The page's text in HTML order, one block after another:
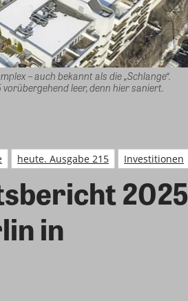
– auch bekannt als die „Schlange“.
leer, denn hier saniert.
heute. Ausgabe 215 Investitionen
2025
in